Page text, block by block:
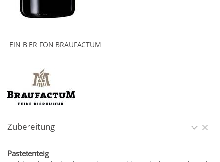
EIN BIER FON BRAUFACTUM
Zubereitung
Pastetenteig